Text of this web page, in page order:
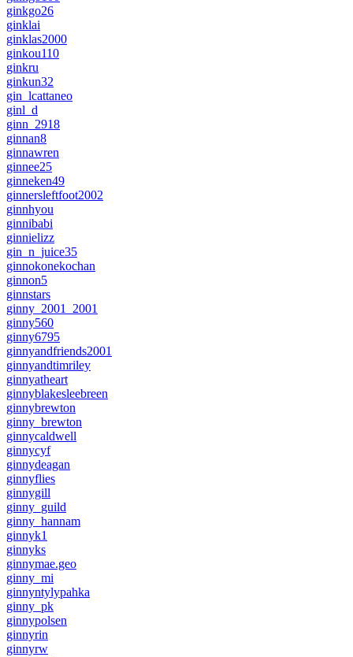
ginkgo26
ginklai
ginklas2000
ginkou110
ginkru
ginkun32
gin_lcattaneo
ginl_d
ginn_2918
ginnan8
ginnawren
ginnee25
ginneken49
ginnersleftfoot2002
ginnhyou
ginnibabi
ginnielizz
gin_n_juice35
ginnokonekochan
ginnon5
ginnstars
ginny_2001_2001
ginny560
ginny6795
ginnyandfriends2001
ginnyandtimriley
ginnyatheart
ginnyblakesleebreen
ginnybrewton
ginny_brewton
ginnycaldwell
ginnycyf
ginnydeagan
ginnyflies
ginnygill
ginny_guild
ginny_hannam
ginnyk1
ginnyks
ginnymae.geo
ginny_mi
ginnyntylypahka
ginny_pk
ginnypolsen
ginnyrin
ginnyrw